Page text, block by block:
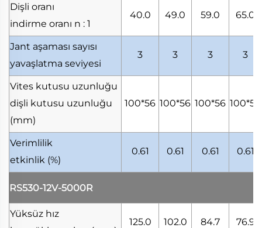
Dişli oranı
indirme oranı n : 1
40.0 49.0 59.0 65.0
Jant aşaması sayısı
yavaşlatma seviyesi
3 3 3 3
Vites kutusu uzunluğu
dişli kutusu uzunluğu
(mm)
100*56 100*56 100*56 100*56
Verimlilik
etkinlik (%)
0.61 0.61 0.61 0.61
RS530-12V-5000R
Yüksüz hız
125.0 102.0 84.7 76.9